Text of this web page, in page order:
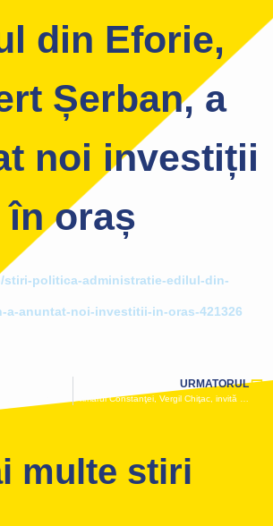
din Eforie,
Șerban, a
noi investiții
în oraș
stiri-politica-administratie-edilul-din-
a-anuntat-noi-investitii-in-oras-421326
URMATORUL
multe stiri